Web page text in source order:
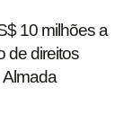
10 milhões a
de direitos